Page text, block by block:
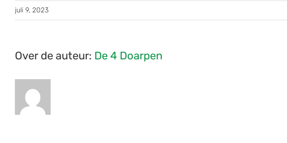
juli 9, 2023
Over de auteur: De 4 Doarpen